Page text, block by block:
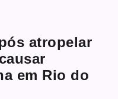
atropelar
em Rio do